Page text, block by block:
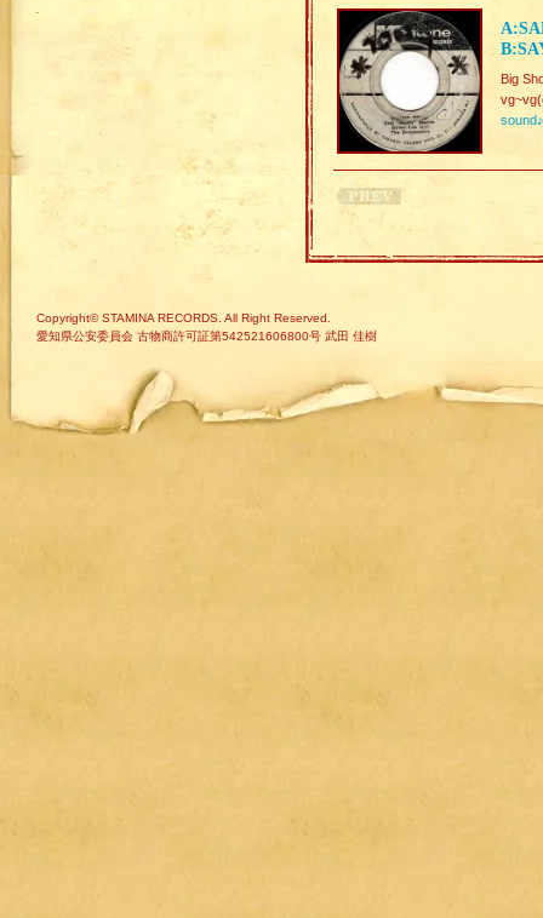
Big
sound♪
Copyright© STAMINA RECORDS. All Right Reserved.
愛知県公安委員会 古物商許可証第542521606800号 武田 佳樹